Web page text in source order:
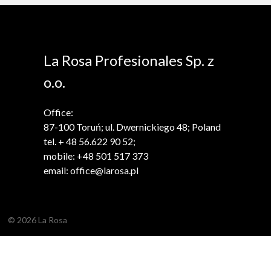
La Rosa Profesionales Sp. z
o.o.
Office:
87-100 Toruń; ul. Dwernickiego 48; Poland
tel. + 48 56.622 90 52;
mobile: +48 501 517 373
email: office@larosa.pl
© 2026 La Rosa